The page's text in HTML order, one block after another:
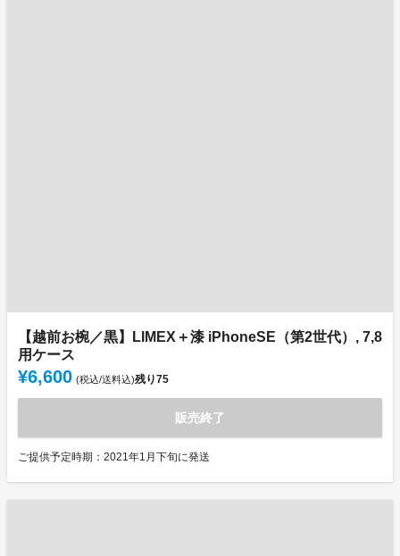
【越前お椀／黒】LIMEX＋漆 iPhoneSE（第2世代）, 7,8
用ケース
¥6,600 (税込/送料込)残り75
販売終了
ご提供予定時期：2021年1月下旬に発送